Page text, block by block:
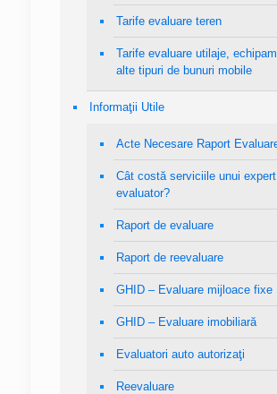
Tarife evaluare teren
Tarife evaluare utilaje,
alte tipuri de bunuri mobile
Informaţii Utile
Acte Necesare Raport
Cât costă serviciile unui expert
evaluator?
Raport de evaluare
Raport de reevaluare
GHID – Evaluare mijloace fixe
GHID – Evaluare imobiliară
Evaluatori auto autorizaţi
Reevaluare